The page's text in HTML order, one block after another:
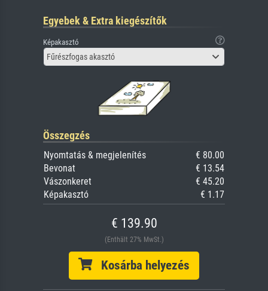
Egyebek & Extra kiegészítők
Képakasztó
Fűrészfogas akasztó
Összegzés
Nyomtatás & megjelenítés
€ 80.00
Bevonat
€ 13.54
Vászonkeret
€ 45.20
Képakasztó
€ 1.17
€ 139.90
(Enthält 27% MwSt.)
Kosárba helyezés